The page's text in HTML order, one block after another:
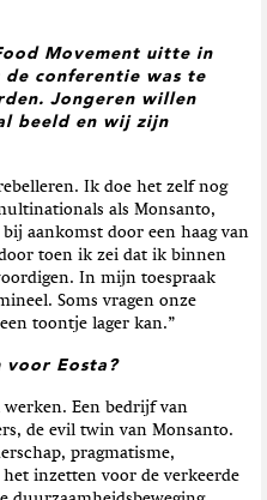
Movement uitte in
conferentie was te
Jongeren willen
beeld en wij zijn
Ik doe het zelf nog
als Monsanto,
aankomst door een haag van
toen ik zei dat ik binnen
In mijn toespraak
Soms vragen onze
toontje lager kan.”
voor Eosta?
Een bedrijf van
de evil twin van Monsanto.
pragmatisme,
inzetten voor de verkeerde